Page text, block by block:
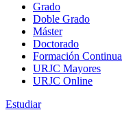
Grado
Doble Grado
Máster
Doctorado
Formación Continua
URJC Mayores
URJC Online
Estudiar